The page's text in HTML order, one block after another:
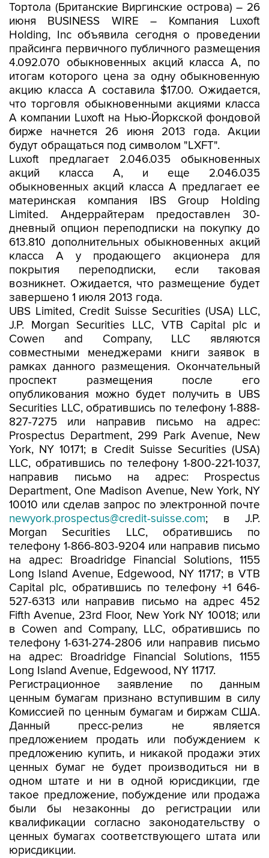
Тортола (Британские Виргинские острова) – 26
июня BUSINESS WIRE – Компания Luxoft
Holding, Inc объявила сегодня о проведении
прайсинга первичного публичного размещения
4.092.070 обыкновенных акций класса А, по
итогам которого цена за одну обыкновенную
акцию класса А составила $17.00. Ожидается,
что торговля обыкновенными акциями класса
А компании Luxoft на Нью-Йоркской фондовой
бирже начнется 26 июня 2013 года. Акции
будут обращаться под символом "LXFT".
Luxoft предлагает 2.046.035 обыкновенных
акций класса А, и еще 2.046.035
обыкновенных акций класса А предлагает ее
материнская компания IBS Group Holding
Limited. Андеррайтерам предоставлен 30-
дневный опцион переподписки на покупку до
613.810 дополнительных обыкновенных акций
класса А у продающего акционера для
покрытия переподписки, если таковая
возникнет. Ожидается, что размещение будет
завершено 1 июля 2013 года.
UBS Limited, Credit Suisse Securities (USA) LLC,
J.P. Morgan Securities LLC, VTB Capital plc и
Cowen and Company, LLC являются
совместными менеджерами книги заявок в
рамках данного размещения. Окончательный
проспект размещения после его
опубликования можно будет получить в UBS
Securities LLC, обратившись по телефону 1-888-
827-7275 или направив письмо на адрес:
Prospectus Department, 299 Park Avenue, New
York, NY 10171; в Credit Suisse Securities (USA)
LLC, обратившись по телефону 1-800-221-1037,
направив письмо на адрес: Prospectus
Department, One Madison Avenue, New York, NY
10010 или сделав запрос по электронной почте
newyork.prospectus@credit-suisse.com; в J.P.
Morgan Securities LLC, обратившись по
телефону 1-866-803-9204 или направив письмо
на адрес: Broadridge Financial Solutions, 1155
Long Island Avenue, Edgewood, NY 11717; в VTB
Capital plc, обратившись по телефону +1 646-
527-6313 или направив письмо на адрес 452
Fifth Avenue, 23rd Floor, New York NY 10018; или
в Cowen and Company, LLC, обратившись по
телефону 1-631-274-2806 или направив письмо
на адрес: Broadridge Financial Solutions, 1155
Long Island Avenue, Edgewood, NY 11717.
Регистрационное заявление по данным
ценным бумагам признано вступившим в силу
Комиссией по ценным бумагам и биржам США.
Данный пресс-релиз не является
предложением продать или побуждением к
предложению купить, и никакой продажи этих
ценных бумаг не будет производиться ни в
одном штате и ни в одной юрисдикции, где
такое предложение, побуждение или продажа
были бы незаконны до регистрации или
квалификации согласно законодательству о
ценных бумагах соответствующего штата или
юрисдикции.